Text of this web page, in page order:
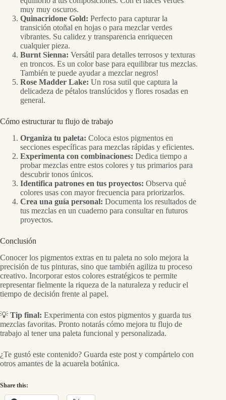
muy muy oscuros.
Quinacridone Gold: Perfecto para capturar la
transición otoñal en hojas o para mezclar verdes
vibrantes. Su calidez y transparencia enriquecen
cualquier pieza.
Burnt Sienna: Versátil para detalles terrosos y texturas
en troncos. Es un color base para equilibrar tus mezclas.
También te puede ayudar a mezclar negros!
Rose Madder Lake: Un rosa sutil que captura la
delicadeza de pétalos translúcidos y flores rosadas en
general.
Cómo estructurar tu flujo de trabajo
Organiza tu paleta: Coloca estos pigmentos en
secciones específicas para mezclas rápidas y eficientes.
Experimenta con combinaciones: Dedica tiempo a
probar mezclas entre estos colores y tus primarios para
descubrir tonos únicos.
Identifica patrones en tus proyectos: Observa qué
colores usas con mayor frecuencia para priorizarlos.
Crea una guía personal: Documenta los resultados de
tus mezclas en un cuaderno para consultar en futuros
proyectos.
Conclusión
Conocer los pigmentos extras en tu paleta no solo mejora la
precisión de tus pinturas, sino que también agiliza tu proceso
creativo. Incorporar estos colores estratégicos te permite
representar fielmente la riqueza de la naturaleza y reducir el
tiempo de decisión frente al papel.
💡 Tip final: Experimenta con estos pigmentos y guarda tus
mezclas favoritas. Pronto notarás cómo mejora tu flujo de
trabajo al tener una paleta funcional y personalizada.
¿Te gustó este contenido? Guarda este post y compártelo con
otros amantes de la acuarela botánica.
Share this: